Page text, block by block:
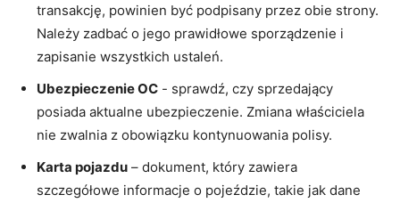
transakcję, powinien być podpisany przez obie‍ strony.
Należy zadbać o​ jego ‍prawidłowe sporządzenie i
⁣zapisanie ​wszystkich ustaleń.
Ubezpieczenie‌ OC ⁤- ‍sprawdź, czy ⁤sprzedający
posiada aktualne ubezpieczenie.⁢ Zmiana właściciela
nie zwalnia z obowiązku kontynuowania ⁢polisy.
Karta pojazdu – dokument, który ‍zawiera
szczegółowe ‍informacje o pojeździe, takie jak dane